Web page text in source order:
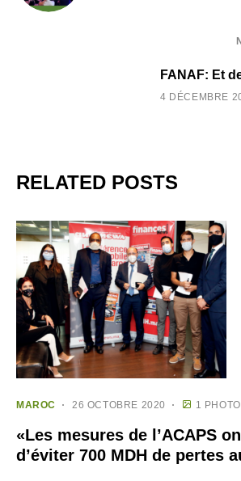
FANAF: Et
4 DÉCEMBRE
RELATED POSTS
MAROC 26 OCTOBRE 2020 1 PHOTO
«Les mesures de l’ACAPS
d’éviter 700 MDH de pertes